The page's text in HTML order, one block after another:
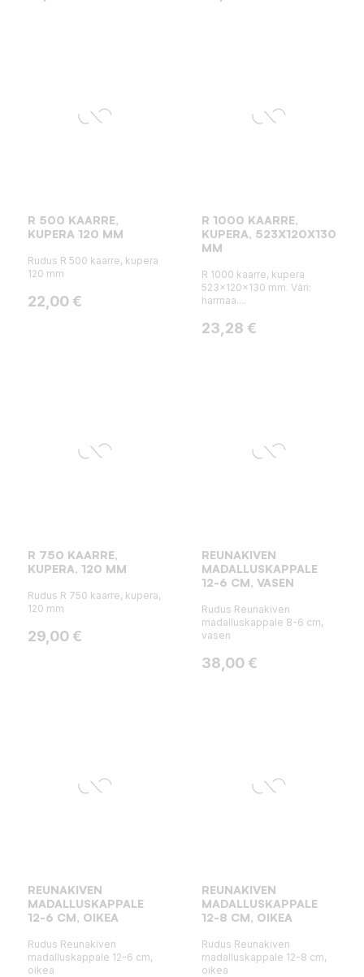
R 500 KAARRE,
KUPERA 120 MM
Rudus R 500 kaarre, kupera
120 mm
Hinta
22,00 €
R 1000 KAARRE,
KUPERA, 523X120X130
MM
R 1000 kaarre, kupera
523x120x130 mm. Väri:
harmaa....
Hinta
23,28 €
R 750 KAARRE,
KUPERA, 120 MM
Rudus R 750 kaarre, kupera,
120 mm
Hinta
29,00 €
REUNAKIVEN
MADALLUSKAPPALE
12-6 CM, VASEN
Rudus Reunakiven
madalluskappale 8-6 cm,
vasen
Hinta
38,00 €
REUNAKIVEN
MADALLUSKAPPALE
12-6 CM, OIKEA
Rudus Reunakiven
madalluskappale 12-6 cm,
oikea
REUNAKIVEN
MADALLUSKAPPALE
12-8 CM, OIKEA
Rudus Reunakiven
madalluskappale 12-8 cm,
oikea